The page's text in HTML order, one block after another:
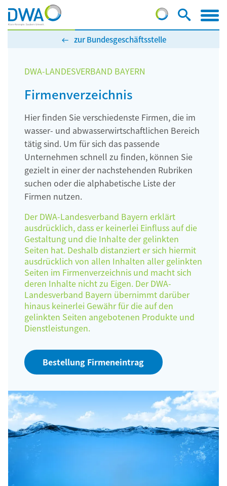
zur Bundesgeschäftsstelle
DWA-LANDESVERBAND BAYERN
Firmenverzeichnis
Hier finden Sie verschiedenste Firmen, die im
wasser- und abwasserwirtschaftlichen Bereich
tätig sind. Um für sich das passende
Unternehmen schnell zu finden, können Sie
gezielt in einer der nachstehenden Rubriken
suchen oder die alphabetische Liste der
Firmen nutzen.
Der DWA-Landesverband Bayern erklärt
ausdrücklich, dass er keinerlei Einfluss auf die
Gestaltung und die Inhalte der gelinkten
Seiten hat. Deshalb distanziert er sich hiermit
ausdrücklich von allen Inhalten aller gelinkten
Seiten im Firmenverzeichnis und macht sich
deren Inhalte nicht zu Eigen. Der DWA-
Landesverband Bayern übernimmt darüber
hinaus keinerlei Gewähr für die auf den
gelinkten Seiten angebotenen Produkte und
Dienstleistungen.
Bestellung Firmeneintrag